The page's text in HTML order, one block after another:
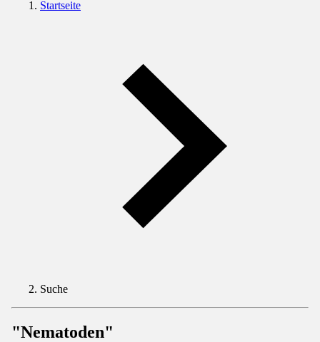
Startseite
Suche
"Nematoden"